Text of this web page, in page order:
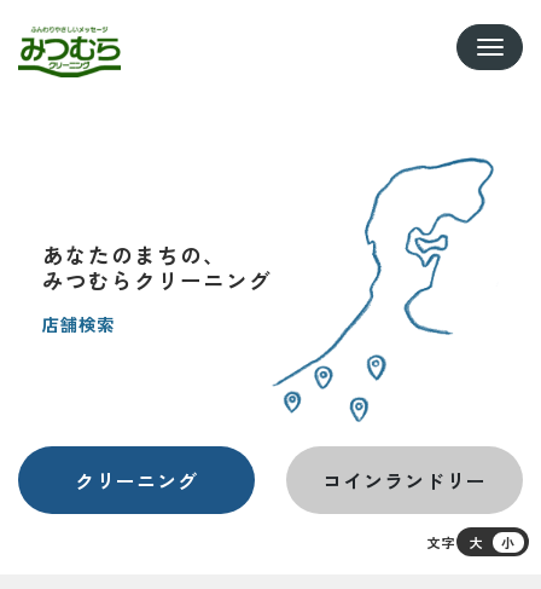
あなたのまちの、
みつむらクリーニング
店舗検索
クリーニング コインランドリー
文字 大 小